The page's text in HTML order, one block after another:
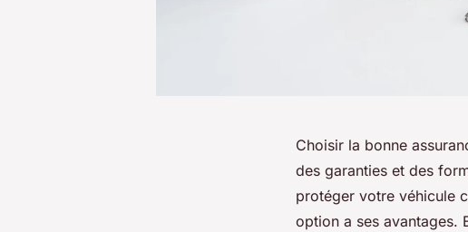
Choisir la bonne
des garanties et des
protéger votre véhicule
option a ses avantages.